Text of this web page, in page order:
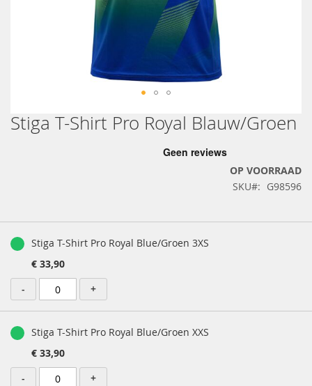
Ga
naar
Stiga T-Shirt Pro Royal Blauw/Groen
OP VOORRAAD
SKU
G98596
productartikelen
Stiga T-Shirt Pro Royal Blue/Groen 3XS
€ 33,90
-
+
Stiga T-Shirt Pro Royal Blue/Groen XXS
€ 33,90
-
+